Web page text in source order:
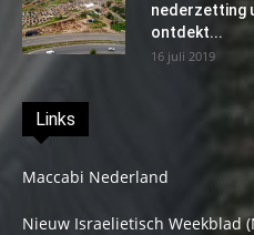
nederzetting
ontdekt...
16 juli 2019
Links
Maccabi Nederland
Nieuw Israelietisch Weekblad